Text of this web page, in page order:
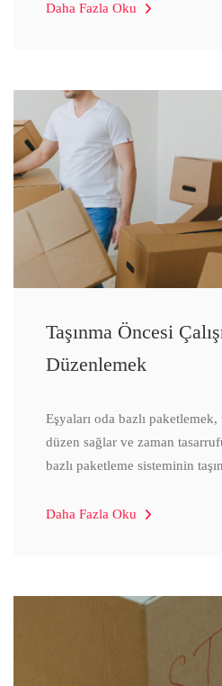
Daha Fazla Oku
Taşınma Öncesi
Düzenlemek
Eşyaları oda bazlı paketlemek,
düzen sağlar ve zaman
bazlı paketleme sisteminin
Daha Fazla Oku